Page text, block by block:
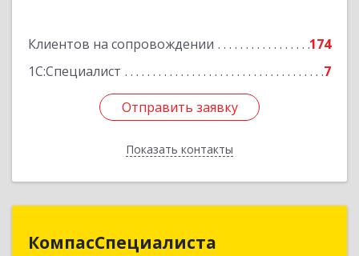
Клиентов на сопровождении
174
1С:Специалист
7
Отправить заявку
Показать контакты
Отправить заявку
Назад
КомпасСпециалиста